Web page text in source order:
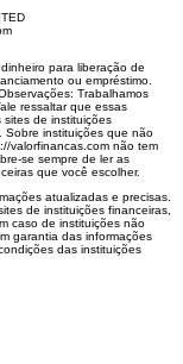
para liberação de
ou empréstimo.
Trabalhamos
ressaltar que essas
sites de instituições
Sobre instituições que não
valorfinancas.com não tem
se sempre de ler as
que você escolher.
atualizadas e precisas.
de instituições financeiras,
caso de instituições não
garantia das informações
das instituições